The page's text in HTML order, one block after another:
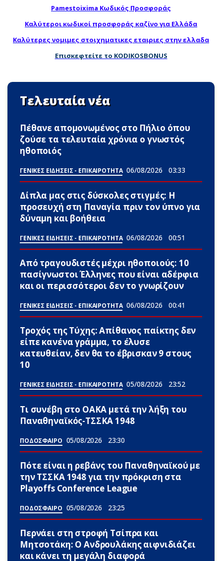
Pamestoixima Κωδικός Προσφοράς
Καλύτεροι κωδικοί προσφοράς καζίνο για Ελλάδα
Καλύτερες νομιμες στοιχηματικες εταιριες στην ελλαδα
Επισκεφτείτε το KODIKOSBONUS
Τελευταία νέα
Πέθανε απομονωμένος στο Πήλιο όπου
ζούσε τα τελευταία χρόνια ο γνωστός
ηθοποιός
ΓΕΝΙΚΕΣ ΕΙΔΗΣΕΙΣ - ΕΠΙΚΑΙΡΟΤΗΤΑ 06/08/2026 03:33
Δίπλα μας στις δύσκολες στιγμές: Η
προσευχή στη Παναγία πριν τον ύπνο για
δύναμη και βοήθεια
ΓΕΝΙΚΕΣ ΕΙΔΗΣΕΙΣ - ΕΠΙΚΑΙΡΟΤΗΤΑ 06/08/2026 00:51
Από τραγουδιστές μέχρι ηθοποιούς: 10
πασίγνωστοι Έλληνες που είναι αδέpφια
και οι περισσότεροι δεν το γνωρίζουν
ΓΕΝΙΚΕΣ ΕΙΔΗΣΕΙΣ - ΕΠΙΚΑΙΡΟΤΗΤΑ 06/08/2026 00:41
Τροχός της Τύχης: Απίθανος παίκτης δεν
είπε κανένα γράμμα, το έλυσε
κατευθείαν, δεν θα το έβρισκαν 9 στους
10
ΓΕΝΙΚΕΣ ΕΙΔΗΣΕΙΣ - ΕΠΙΚΑΙΡΟΤΗΤΑ 05/08/2026 23:52
Τι συνέβη στο ΟΑΚΑ μετά την λήξη του
Παναθηναϊκός-ΤΣΣΚΑ 1948
ΠΟΔΟΣΦΑΙΡΟ 05/08/2026 23:30
Πότε είναι η ρεβάνς του Παναθηναϊκού με
την ΤΣΣΚΑ 1948 για την πρόκριση στα
Playoffs Conference League
ΠΟΔΟΣΦΑΙΡΟ 05/08/2026 23:25
Περνάει στη στροφή Τσίπρα και
Μητσοτάκη: Ο Ανδρουλάκης αιφνιδιάζει
και κάνει τη μεγάλη διαφορά